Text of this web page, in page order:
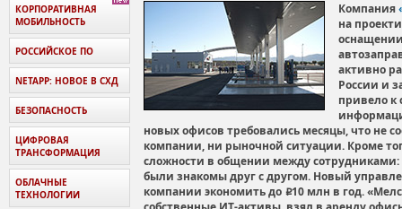
Компания
на
активно
России и
привело к
новых офисов требовались месяцы, что не
компании, ни рыночной ситуации. Кроме
сложности в общении между
были знакомы друг с другом. Новый
компании экономить до i10 млн в год.
КОРПОРАТИВНАЯ
МОБИЛЬНОСТЬ
РОССИЙСКОЕ ПО
NETAPP: НОВОЕ В СХД
БЕЗОПАСНОСТЬ
ЦИФРОВАЯ
ТРАНСФОРМАЦИЯ
ОБЛАЧНЫЕ
ТЕХНОЛОГИИ